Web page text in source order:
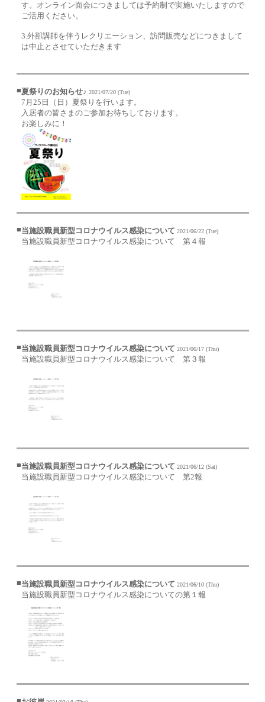
す。オンライン面会につきましては予約制で実施いたしますので
ご活用ください。
3.外部講師を伴うレクリエーション、訪問販売などにつきまして
は中止とさせていただきます
■夏祭りのお知らせ♪ 2021/07/20 (Tue)
7月25日（日）夏祭りを行います。
入居者の皆さまのご参加お待ちしております。
お楽しみに！
■当施設職員新型コロナウイルス感染について 2021/06/22 (Tue)
当施設職員新型コロナウイルス感染について 第４報
■当施設職員新型コロナウイルス感染について 2021/06/17 (Thu)
当施設職員新型コロナウイルス感染について 第３報
■当施設職員新型コロナウイルス感染について 2021/06/12 (Sat)
当施設職員新型コロナウイルス感染について 第2報
■当施設職員新型コロナウイルス感染について 2021/06/10 (Thu)
当施設職員新型コロナウイルス感染についての第１報